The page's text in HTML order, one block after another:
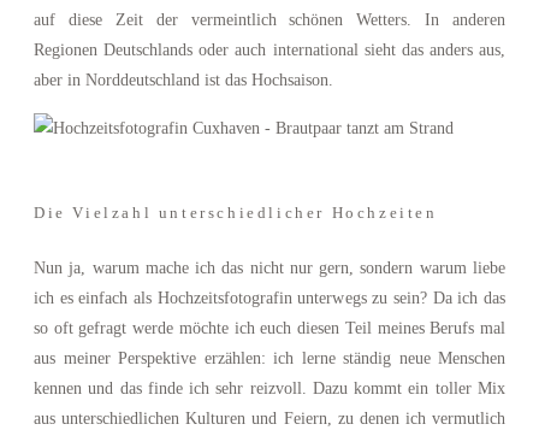
auf diese Zeit der vermeintlich schönen Wetters. In anderen
Regionen Deutschlands oder auch international sieht das anders aus,
aber in Norddeutschland ist das Hochsaison.
Die Vielzahl unterschiedlicher Hochzeiten
Nun ja, warum mache ich das nicht nur gern, sondern warum liebe
ich es einfach als Hochzeitsfotografin unterwegs zu sein? Da ich das
so oft gefragt werde möchte ich euch diesen Teil meines Berufs mal
aus meiner Perspektive erzählen: ich lerne ständig neue Menschen
kennen und das finde ich sehr reizvoll. Dazu kommt ein toller Mix
aus unterschiedlichen Kulturen und Feiern, zu denen ich vermutlich